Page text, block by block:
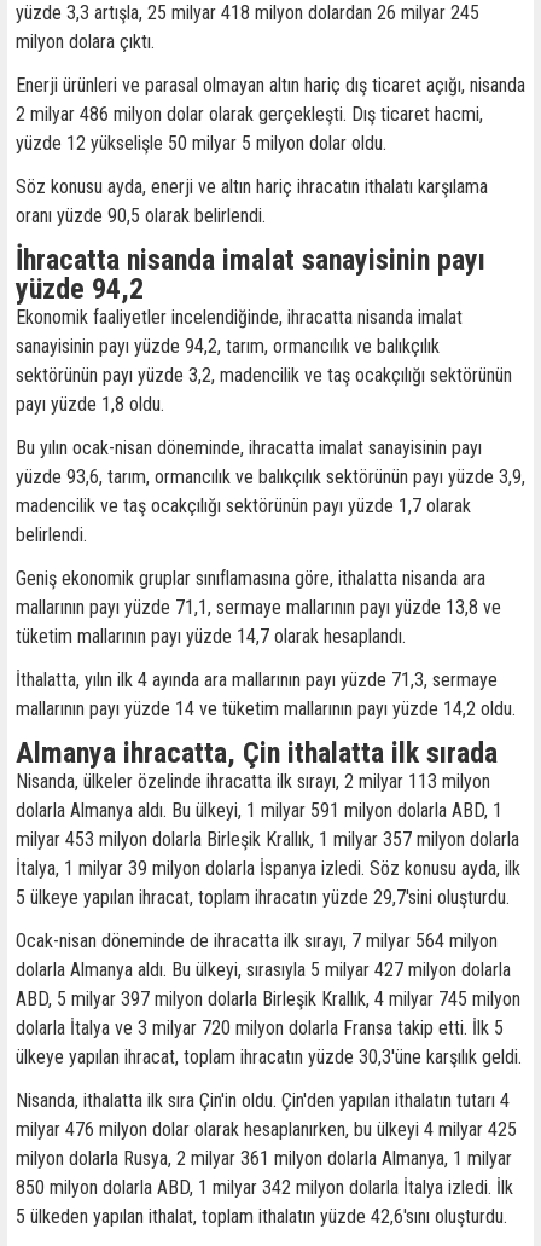
yüzde 3,3 artışla, 25 milyar 418 milyon dolardan 26 milyar 245
milyon dolara çıktı.
Enerji ürünleri ve parasal olmayan altın hariç dış ticaret açığı, nisanda
2 milyar 486 milyon dolar olarak gerçekleşti. Dış ticaret hacmi,
yüzde 12 yükselişle 50 milyar 5 milyon dolar oldu.
Söz konusu ayda, enerji ve altın hariç ihracatın ithalatı karşılama
oranı yüzde 90,5 olarak belirlendi.
İhracatta nisanda imalat sanayisinin payı
yüzde 94,2
Ekonomik faaliyetler incelendiğinde, ihracatta nisanda imalat
sanayisinin payı yüzde 94,2, tarım, ormancılık ve balıkçılık
sektörünün payı yüzde 3,2, madencilik ve taş ocakçılığı sektörünün
payı yüzde 1,8 oldu.
Bu yılın ocak-nisan döneminde, ihracatta imalat sanayisinin payı
yüzde 93,6, tarım, ormancılık ve balıkçılık sektörünün payı yüzde 3,9,
madencilik ve taş ocakçılığı sektörünün payı yüzde 1,7 olarak
belirlendi.
Geniş ekonomik gruplar sınıflamasına göre, ithalatta nisanda ara
mallarının payı yüzde 71,1, sermaye mallarının payı yüzde 13,8 ve
tüketim mallarının payı yüzde 14,7 olarak hesaplandı.
İthalatta, yılın ilk 4 ayında ara mallarının payı yüzde 71,3, sermaye
mallarının payı yüzde 14 ve tüketim mallarının payı yüzde 14,2 oldu.
Almanya ihracatta, Çin ithalatta ilk sırada
Nisanda, ülkeler özelinde ihracatta ilk sırayı, 2 milyar 113 milyon
dolarla Almanya aldı. Bu ülkeyi, 1 milyar 591 milyon dolarla ABD, 1
milyar 453 milyon dolarla Birleşik Krallık, 1 milyar 357 milyon dolarla
İtalya, 1 milyar 39 milyon dolarla İspanya izledi. Söz konusu ayda, ilk
5 ülkeye yapılan ihracat, toplam ihracatın yüzde 29,7'sini oluşturdu.
Ocak-nisan döneminde de ihracatta ilk sırayı, 7 milyar 564 milyon
dolarla Almanya aldı. Bu ülkeyi, sırasıyla 5 milyar 427 milyon dolarla
ABD, 5 milyar 397 milyon dolarla Birleşik Krallık, 4 milyar 745 milyon
dolarla İtalya ve 3 milyar 720 milyon dolarla Fransa takip etti. İlk 5
ülkeye yapılan ihracat, toplam ihracatın yüzde 30,3'üne karşılık geldi.
Nisanda, ithalatta ilk sıra Çin'in oldu. Çin'den yapılan ithalatın tutarı 4
milyar 476 milyon dolar olarak hesaplanırken, bu ülkeyi 4 milyar 425
milyon dolarla Rusya, 2 milyar 361 milyon dolarla Almanya, 1 milyar
850 milyon dolarla ABD, 1 milyar 342 milyon dolarla İtalya izledi. İlk
5 ülkeden yapılan ithalat, toplam ithalatın yüzde 42,6'sını oluşturdu.